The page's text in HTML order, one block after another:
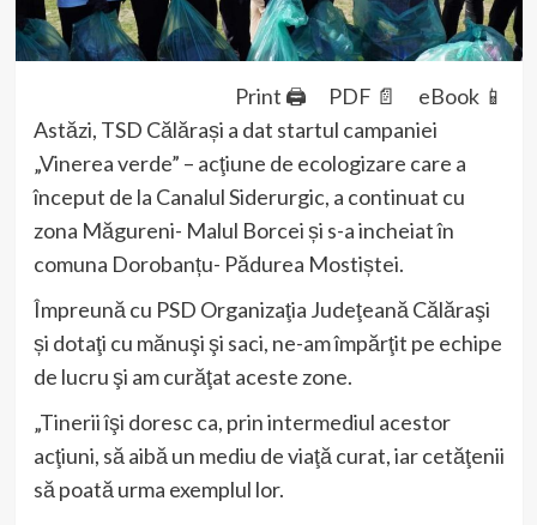
Print 🖨 PDF 📄
eBook 📱
Astăzi, TSD Călărași a dat startul campaniei
„Vinerea verde” – acţiune de ecologizare care a
început de la Canalul Siderurgic, a continuat cu
zona Măgureni- Malul Borcei și s-a incheiat în
comuna Dorobanțu- Pădurea Mostiștei.
Împreună cu PSD Organizaţia Judeţeană Călăraşi
și dotaţi cu mănuşi şi saci, ne-am împărţit pe echipe
de lucru şi am curăţat aceste zone.
„Tinerii îşi doresc ca, prin intermediul acestor
acţiuni, să aibă un mediu de viaţă curat, iar cetăţenii
să poată urma exemplul lor.